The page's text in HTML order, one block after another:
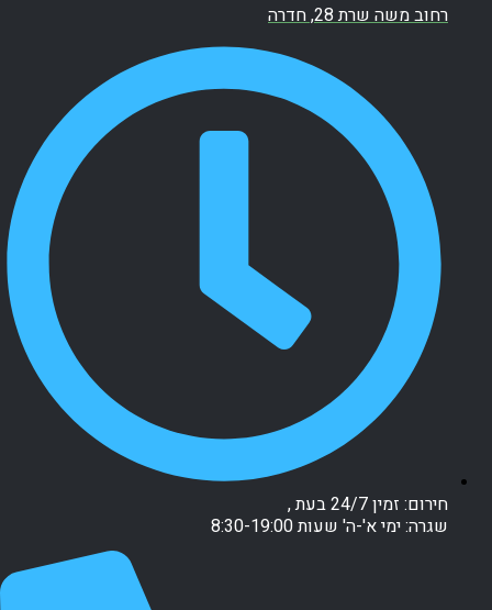
רחוב משה שרת 28, חדרה
חירום: זמין 24/7 בעת ,
שגרה: ימי א'-ה' שעות 8:30-19:00